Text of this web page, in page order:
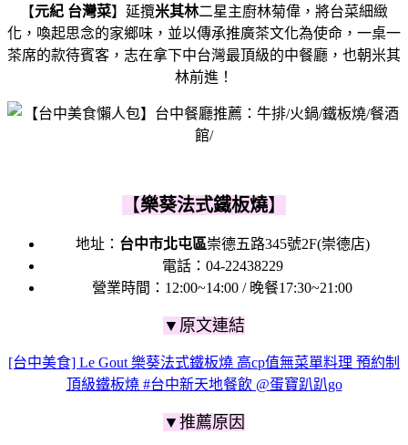
【元紀 台灣菜】延攬米其林二星主廚林菊偉，將台菜細緻
化，喚起思念的家鄉味，並以傳承推廣茶文化為使命，一桌一
茶席的款待賓客，志在拿下中台灣最頂級的中餐廳，也朝米其
林前進！
【樂葵法式鐵板燒】
地址： 台中市北屯區崇德五路345號2F(崇德店)
電話： 04-22438229
營業時間：12:00~14:00 / 晚餐17:30~21:00
▼原文連結
[台中美食] Le Gout 樂葵法式鐵板燒 高cp值無菜單料理 預約制
頂級鐵板燒 #台中新天地餐飲 @蛋寶趴趴go
▼推薦原因